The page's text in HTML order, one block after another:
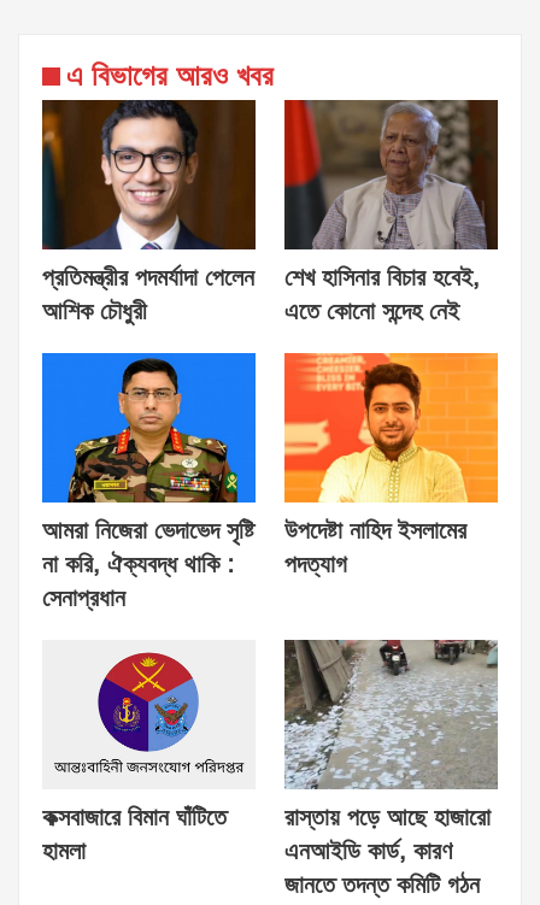
এ বিভাগের আরও খবর
প্রতিমন্ত্রীর পদমর্যাদা পেলেন
আশিক চৌধুরী
শেখ হাসিনার বিচার হবেই,
এতে কোনো সন্দেহ নেই
আমরা নিজেরা ভেদাভেদ সৃষ্টি
না করি, ঐক্যবদ্ধ থাকি :
সেনাপ্রধান
উপদেষ্টা নাহিদ ইসলামের
পদত্যাগ
কক্সবাজারে বিমান ঘাঁটিতে
হামলা
রাস্তায় পড়ে আছে হাজারো
এনআইডি কার্ড, কারণ
জানতে তদন্ত কমিটি গঠন